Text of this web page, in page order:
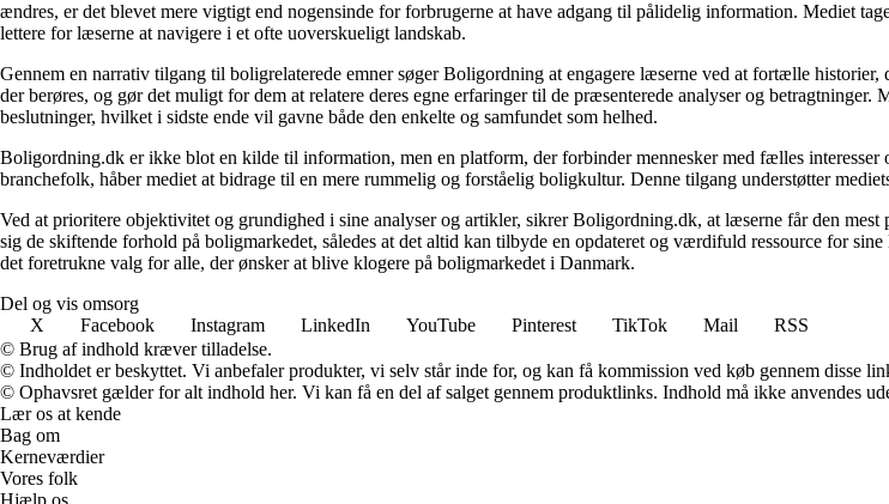
ændres, er det blevet mere vigtigt end nogensinde for forbrugerne at have adgang til pålidelig information. Mediet
lettere for læserne at navigere i et ofte uoverskueligt landskab.
Gennem en narrativ tilgang til boligrelaterede emner søger Boligordning at engagere læserne ved at fortælle
der berøres, og gør det muligt for dem at relatere deres egne erfaringer til de præsenterede analyser og
beslutninger, hvilket i sidste ende vil gavne både den enkelte og samfundet som helhed.
Boligordning.dk er ikke blot en kilde til information, men en platform, der forbinder mennesker med fælles
branchefolk, håber mediet at bidrage til en mere rummelig og forståelig boligkultur. Denne tilgang understøtter
Ved at prioritere objektivitet og grundighed i sine analyser og artikler, sikrer Boligordning.dk, at læserne får den
sig de skiftende forhold på boligmarkedet, således at det altid kan tilbyde en opdateret og værdifuld ressource for
det foretrukne valg for alle, der ønsker at blive klogere på boligmarkedet i Danmark.
Del og vis omsorg
X
Facebook Instagram LinkedIn YouTube Pinterest TikTok Mail
RSS
© Brug af indhold kræver tilladelse.
© Indholdet er beskyttet. Vi anbefaler produkter, vi selv står inde for, og kan få kommission ved køb gennem disse
© Ophavsret gælder for alt indhold her. Vi kan få en del af salget gennem produktlinks. Indhold må ikke anvendes
Lær os at kende
Bag om
Kerneværdier
Vores folk